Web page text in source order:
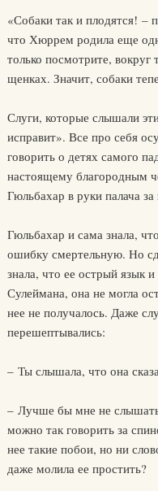
«Собаки так и плодятся! –
что Хюррем родила еще
только посмотрите, вокруг
щенках. Значит, собаки
Слуги, которые слышали
исправит». Все про себя
говорить о детях самого
настоящему благородным
Гюльбахар в руки палача
Гюльбахар и сама знала,
ошибку смертельную. Но
знала, что ее острый язык
Сулеймана, она не могла
нее не получалось. Даже
перешептывались:
– Ты слышала, что она
– Лучше бы мне не
можно так говорить за
нее такие побои, но ни
даже молила ее простить?